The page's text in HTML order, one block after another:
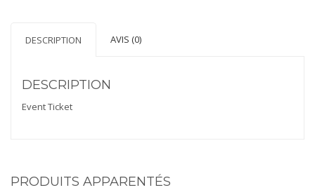
DESCRIPTION AVIS (0)
DESCRIPTION
Event Ticket
PRODUITS APPARENTÉS